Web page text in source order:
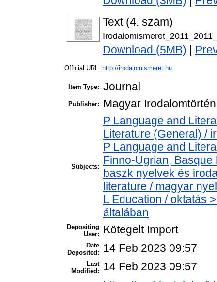
Text (4. szám)
Download (5MB)
Official URL: http://irodalomismeret.hu
Item Type: Journal
Publisher: Magyar
Subjects:
P Language and
Literature (General) /
P Language and
Finno-Ugrian,
baszk nyelvek és
literature / magyar
L Education / oktatás
általában
Depositing
User:
Kötegelt Import
Date
Deposited:
14 Feb 2023 09:57
Last
Modified:
14 Feb 2023 09:57